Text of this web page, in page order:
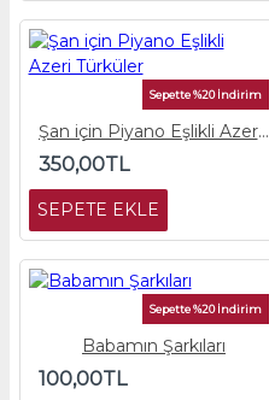
Sepette %20 İndirim
Şan için Piyano Eşlikli Azeri Türküler
350,00TL
SEPETE EKLE
Sepette %20 İndirim
Babamın Şarkıları
100,00TL